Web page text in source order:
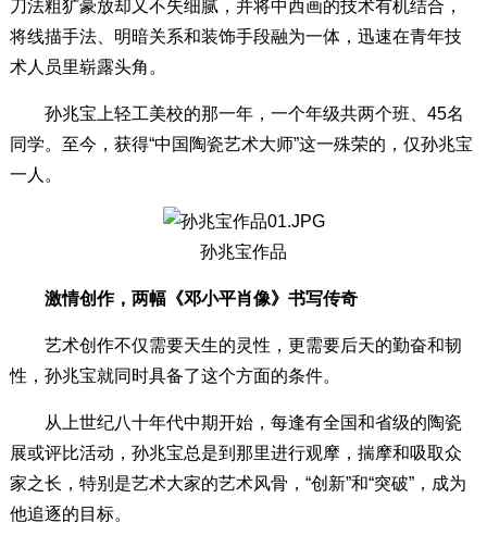
刀法粗犷豪放却又不失细腻，并将中西画的技术有机结合，
将线描手法、明暗关系和装饰手段融为一体，迅速在青年技
术人员里崭露头角。
孙兆宝上轻工美校的那一年，一个年级共两个班、45名
同学。至今，获得“中国陶瓷艺术大师”这一殊荣的，仅孙兆宝
一人。
孙兆宝作品
激情创作，两幅《邓小平肖像》书写传奇
艺术创作不仅需要天生的灵性，更需要后天的勤奋和韧
性，孙兆宝就同时具备了这个方面的条件。
从上世纪八十年代中期开始，每逢有全国和省级的陶瓷
展或评比活动，孙兆宝总是到那里进行观摩，揣摩和吸取众
家之长，特别是艺术大家的艺术风骨，“创新”和“突破”，成为
他追逐的目标。